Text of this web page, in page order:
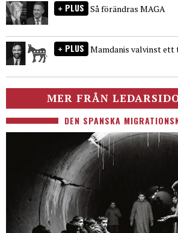
PLUS Så förändras MAGA
PLUS Mamdanis valvinst ett
MER FRÅN
DEN SPANSKA